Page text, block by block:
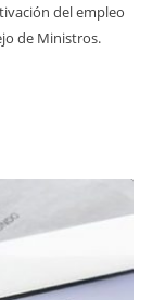
del empleo
de Ministros.